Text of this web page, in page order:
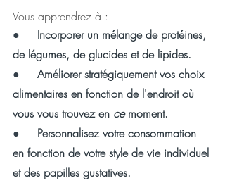
Vous apprendrez à :
● Incorporer un mélange de protéines,
de légumes, de glucides et de lipides.
● Améliorer stratégiquement vos choix
alimentaires en fonction de l'endroit où
vous vous trouvez en ce moment.
● Personnalisez votre consommation
en fonction de votre style de vie individuel
et des papilles gustatives.